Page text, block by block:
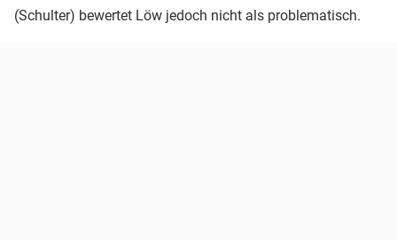
(Schulter) bewertet Löw jedoch nicht als problematisch.